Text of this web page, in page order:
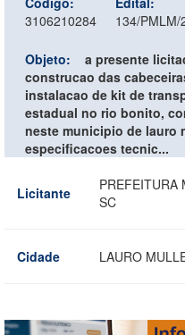
3106210284
134/PMLM/
Objeto:
a presente
construcao das
instalacao de kit de
estadual no rio bonito,
neste municipio de lauro
especificacoes tecnic...
Licitante
PREFEITURA
SC
Cidade LAURO